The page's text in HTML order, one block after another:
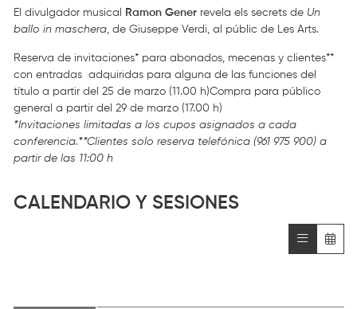
El divulgador musical Ramon Generrevela els secrets de Un
ballo in maschera, de Giuseppe Verdi, al públic de Les Arts.
Reserva de invitaciones* para abonados, mecenas y clientes**
con entradas adquiridas para alguna de las funciones del
título a partir del 25 de marzo (11.00 h)Compra para público
general a partir del 29 de marzo (17.00 h)
*Invitaciones limitadas a los cupos asignados a cada
conferencia.**Clientes solo reserva telefónica (961 975 900) a
partir de las 11:00 h
CALENDARIO Y SESIONES